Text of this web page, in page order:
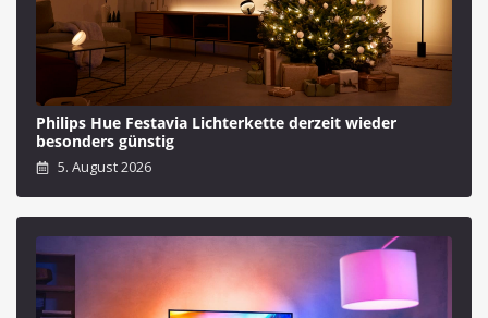
Philips Hue Festavia Lichterkette derzeit wieder
besonders günstig
5. August 2026